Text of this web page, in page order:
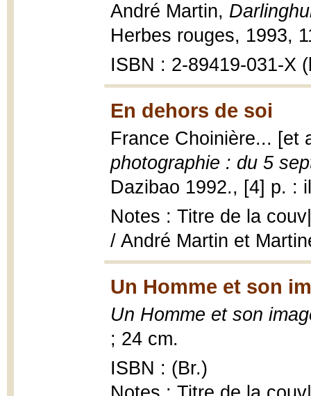
André Martin,
Herbes rouges, 1993,
ISBN : 2-89419-031-X
En dehors de soi
France Choinière... [et
photographie : du 5
Dazibao 1992., [4] p. :
Notes : Titre de la
/ André Martin et
Un Homme et son
Un Homme et son
; 24 cm.
ISBN : (Br.)